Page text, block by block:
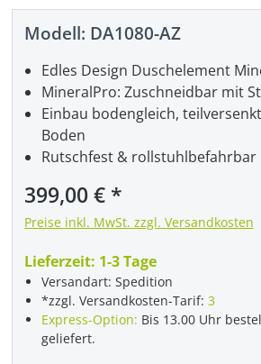
Modell: DA1080-AZ
Regulärer Preis:
399,00 €
Preise inkl. MwSt. zzgl. Versandkosten
Lieferzeit: 1-3 Tage
Versandart: Spedition
*zzgl. Versandkosten-Tarif:3
Express-Option: Bis 13.00 Uhr
geliefert.
Edles Design Duschelement
MineralPro: Zuschneidbar mit
Einbau bodengleich,
Boden
Rutschfest & rollstuhlbefahrbar